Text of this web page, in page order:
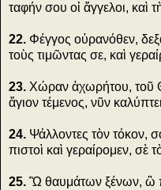
ταφήν σου οἱ ἄγγελοι, καὶ
22. Φέγγος οὐρανόθεν,
τοὺς τιμῶντας σε, καὶ
23. Χώραν ἀχωρήτου, τοῦ
ἅγιον τέμενος, νῦν
24. Ψάλλοντες τὸν τόκον,
πιστοὶ καὶ γεραίρομεν, σὲ
25. Ὢ θαυμάτων ξένων, ὢ